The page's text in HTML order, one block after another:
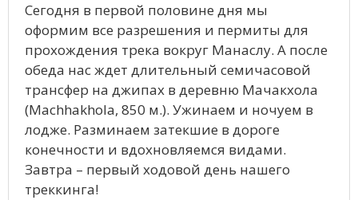
Сегодня в первой половине дня мы
оформим все разрешения и пермиты для
прохождения трека вокруг Манаслу. А после
обеда нас ждет длительный семичасовой
трансфер на джипах в деревню Мачакхола
(Machhakhola, 850 м.). Ужинаем и ночуем в
лодже. Разминаем затекшие в дороге
конечности и вдохновляемся видами.
Завтра – первый ходовой день нашего
треккинга!